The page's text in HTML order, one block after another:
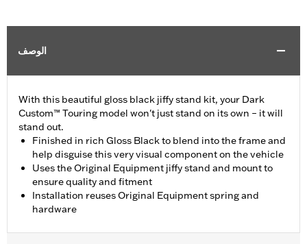
الوصف
With this beautiful gloss black jiffy stand kit, your Dark
Custom™ Touring model won't just stand on its own – it will
stand out.
Finished in rich Gloss Black to blend into the frame and
help disguise this very visual component on the vehicle
Uses the Original Equipment jiffy stand and mount to
ensure quality and fitment
Installation reuses Original Equipment spring and
hardware